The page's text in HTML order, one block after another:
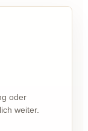
oder
weiter.